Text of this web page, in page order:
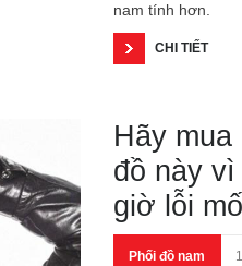
nam tính hơn.
CHI TIẾT
Hãy mua
đồ này
giờ lỗi
Phối đồ nam